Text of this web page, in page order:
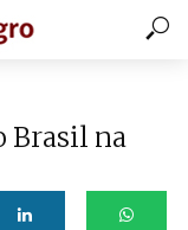
Brasil na